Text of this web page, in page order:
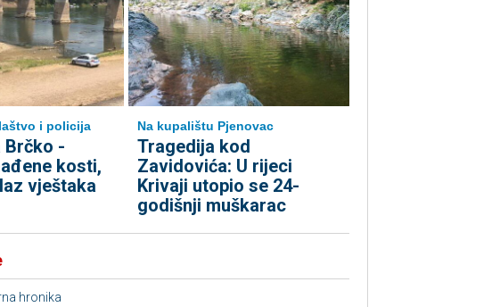
i policija
Brčko -
kosti,
vještaka
Na kupalištu Pjenovac
Tragedija kod
Zavidovića: U rijeci
Krivaji utopio se 24-
godišnji muškarac
hronika